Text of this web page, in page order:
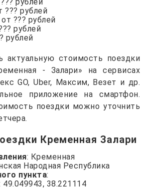
??? рублей
от ??? рублей
рублей
рублей
актуальную стоимость поездки
- Залари» на сервисах
GO, Uber, Максим, Везет и др.
приложение на смартфон.
поездки можно уточнить
Кременная Залари
: Кременная
Народная Республика
пункта:
49.049943, 38.221114